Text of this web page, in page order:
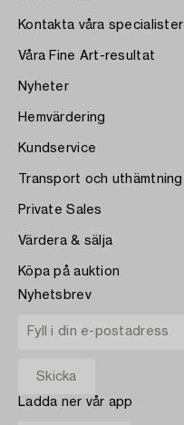
Kontakta våra specialister
Våra Fine Art-resultat
Nyheter
Hemvärdering
Kundservice
Transport och uthämtning
Private Sales
Värdera & sälja
Köpa på auktion
Nyhetsbrev
Ladda ner vår app